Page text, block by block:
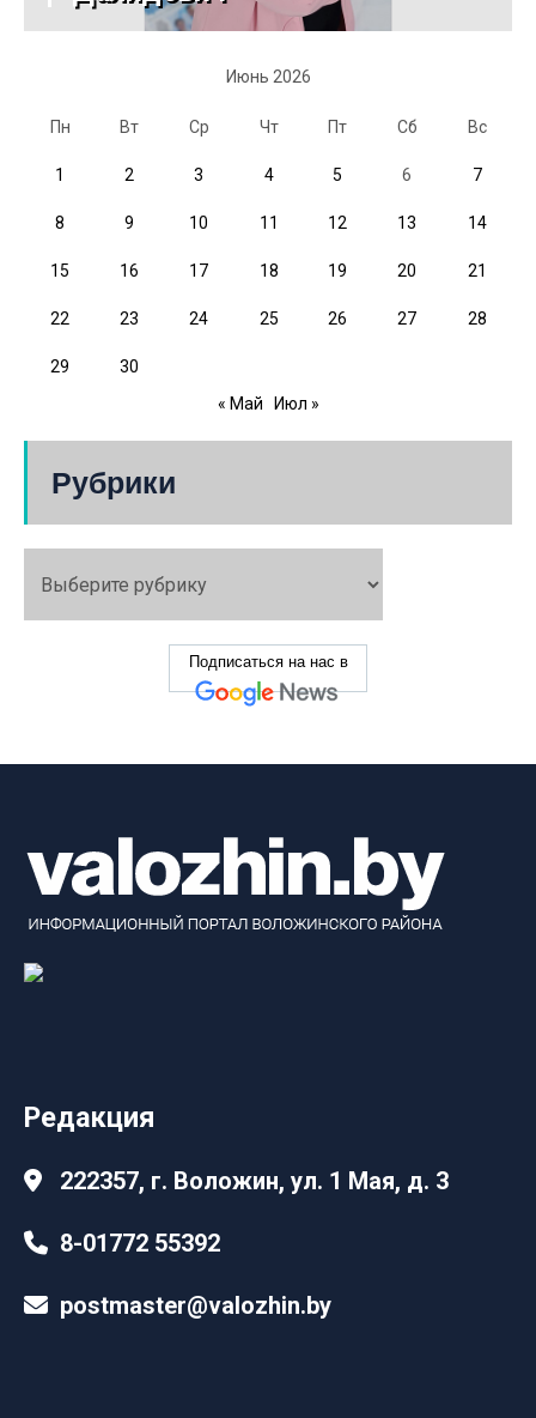
Июнь 2026
Пн Вт Ср Чт Пт Сб Вс
1 2 3 4 5 6 7
8 9 10 11 12 13 14
15 16 17 18 19 20 21
22 23 24 25 26 27 28
29
30
« Май
Июл »
Рубрики
Подписаться на нас в
Редакция
222357, г. Воложин, ул. 1 Мая, д. 3
8-01772 55392
postmaster@valozhin.by